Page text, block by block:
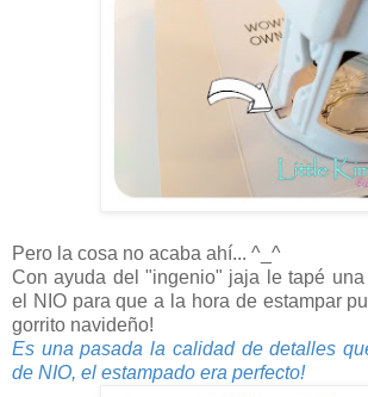
Pero la cosa no acaba ahí... ^_^
Con ayuda del "ingenio" jaja le tapé
el NIO para que a la hora de estampar
gorrito navideño!
Es una pasada la calidad de detalles
de NIO, el estampado era perfecto!